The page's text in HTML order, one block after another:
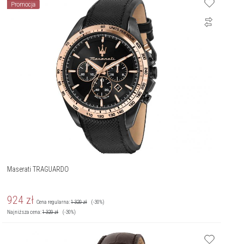
Promocja
Maserati TRAGUARDO
924 zł Cena regularna:1 320zł
(-30%)
Najniższa cena:1 320zł (-30%)